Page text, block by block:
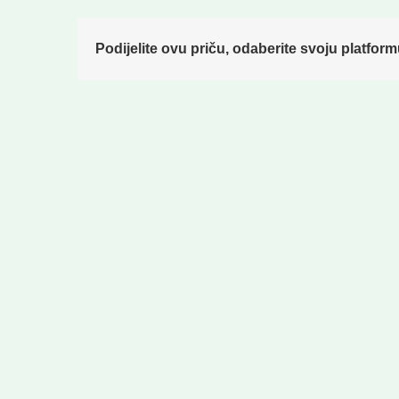
Podijelite ovu priču, odaberite svoju